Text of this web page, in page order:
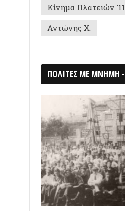
Σοβιετική Ένωση (1922-1926): ένα
αυτονομίας & αλληλεγγύης που
ΒΙΝΤΕΟΘΗΚΗ
18 ΑΠΡΙΛΊΟΥ 2026
Τα ιστορικά μνημεία
αγαθά! (Βίντεο